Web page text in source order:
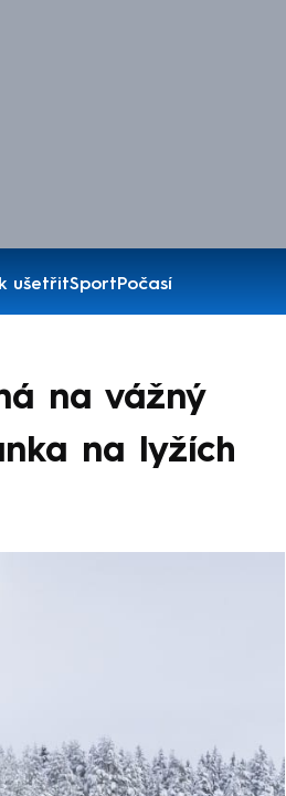
ušetřitSportPočasí
na vážný
na lyžích